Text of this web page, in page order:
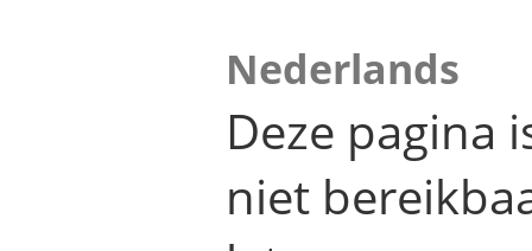
Nederlands
Deze pagina
niet